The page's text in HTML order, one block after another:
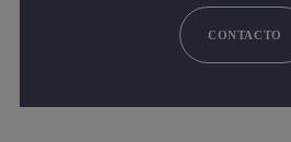
CONTACTO